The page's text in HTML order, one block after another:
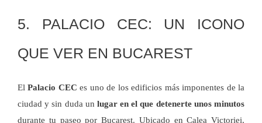
5. PALACIO CEC: UN ICONO
QUE VER EN BUCAREST
ElPalacio CEC es uno de los edificios más imponentes de la
ciudad y sin duda un lugar en el que detenerte unos minutos
durante tu paseo por Bucarest. Ubicado en Calea Victoriei,